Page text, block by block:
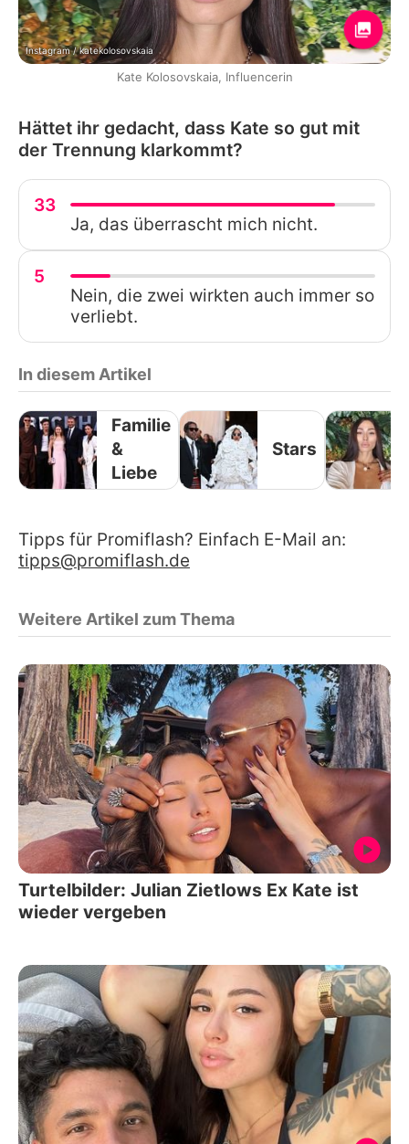
Instagram / katekolosovskaia
Kate Kolosovskaia, Influencerin
Hättet ihr gedacht, dass Kate so gut mit
der Trennung klarkommt?
33
Ja, das überrascht mich nicht.
5
Nein, die zwei wirkten auch immer so
verliebt.
In diesem Artikel
Familie
&
Liebe
Stars
Tipps für Promiflash? Einfach E-Mail an:
tipps@promiflash.de
Weitere Artikel zum Thema
Turtelbilder: Julian Zietlows Ex Kate ist
wieder vergeben